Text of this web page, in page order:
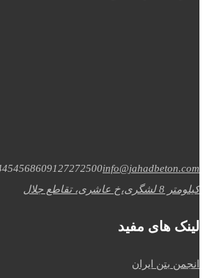
09127272500info@jahadbeton.com
کیلومتر 8 لشگری،خ عاشری، تقاطع جلال
لینک های مفید
انجمن بتن ایران